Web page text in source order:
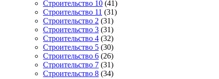
Строительство 10 (41)
Строительство 11 (31)
Строительство 2 (31)
Строительство 3 (31)
Строительство 4 (32)
Строительство 5 (30)
Строительство 6 (26)
Строительство 7 (31)
Строительство 8 (34)